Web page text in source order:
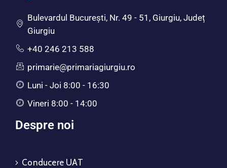
Bulevardul Bucureşti, Nr. 49 - 51, Giurgiu, Județ
Giurgiu
+40 246 213 588
primarie@primariagiurgiu.ro
Luni - Joi 8:00 - 16:30
Vineri 8:00 - 14:00
Despre noi
Conducere UAT